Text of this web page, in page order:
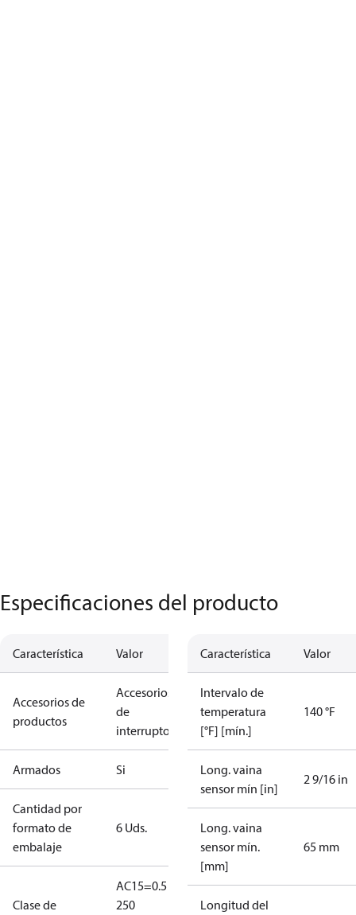
Especificaciones del producto
Característica Valor
Accesorios de
productos
Accesorios
de
interruptores
Armados Si
Cantidad por
formato de
embalaje
6 Uds.
Clase de
AC15=0.5 A,
250
Característica Valor
Intervalo de
temperatura
[°F] [mín.]
140 °F
Long. vaina
sensor mín [in]
2 9/16 in
Long. vaina
sensor mín.
[mm]
65 mm
Longitud del